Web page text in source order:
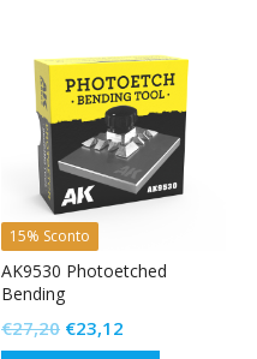
15% Sconto
AK9530 Photoetched
Bending
€27,20 Il
€23,12